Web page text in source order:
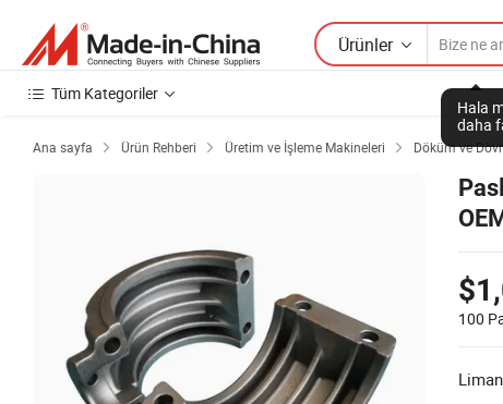
Ürünler
Hala
daha
Tüm Kategoriler
Ana sayfa  Ürün Rehberi  Üretim ve İşleme Makineleri  Döküm ve
100